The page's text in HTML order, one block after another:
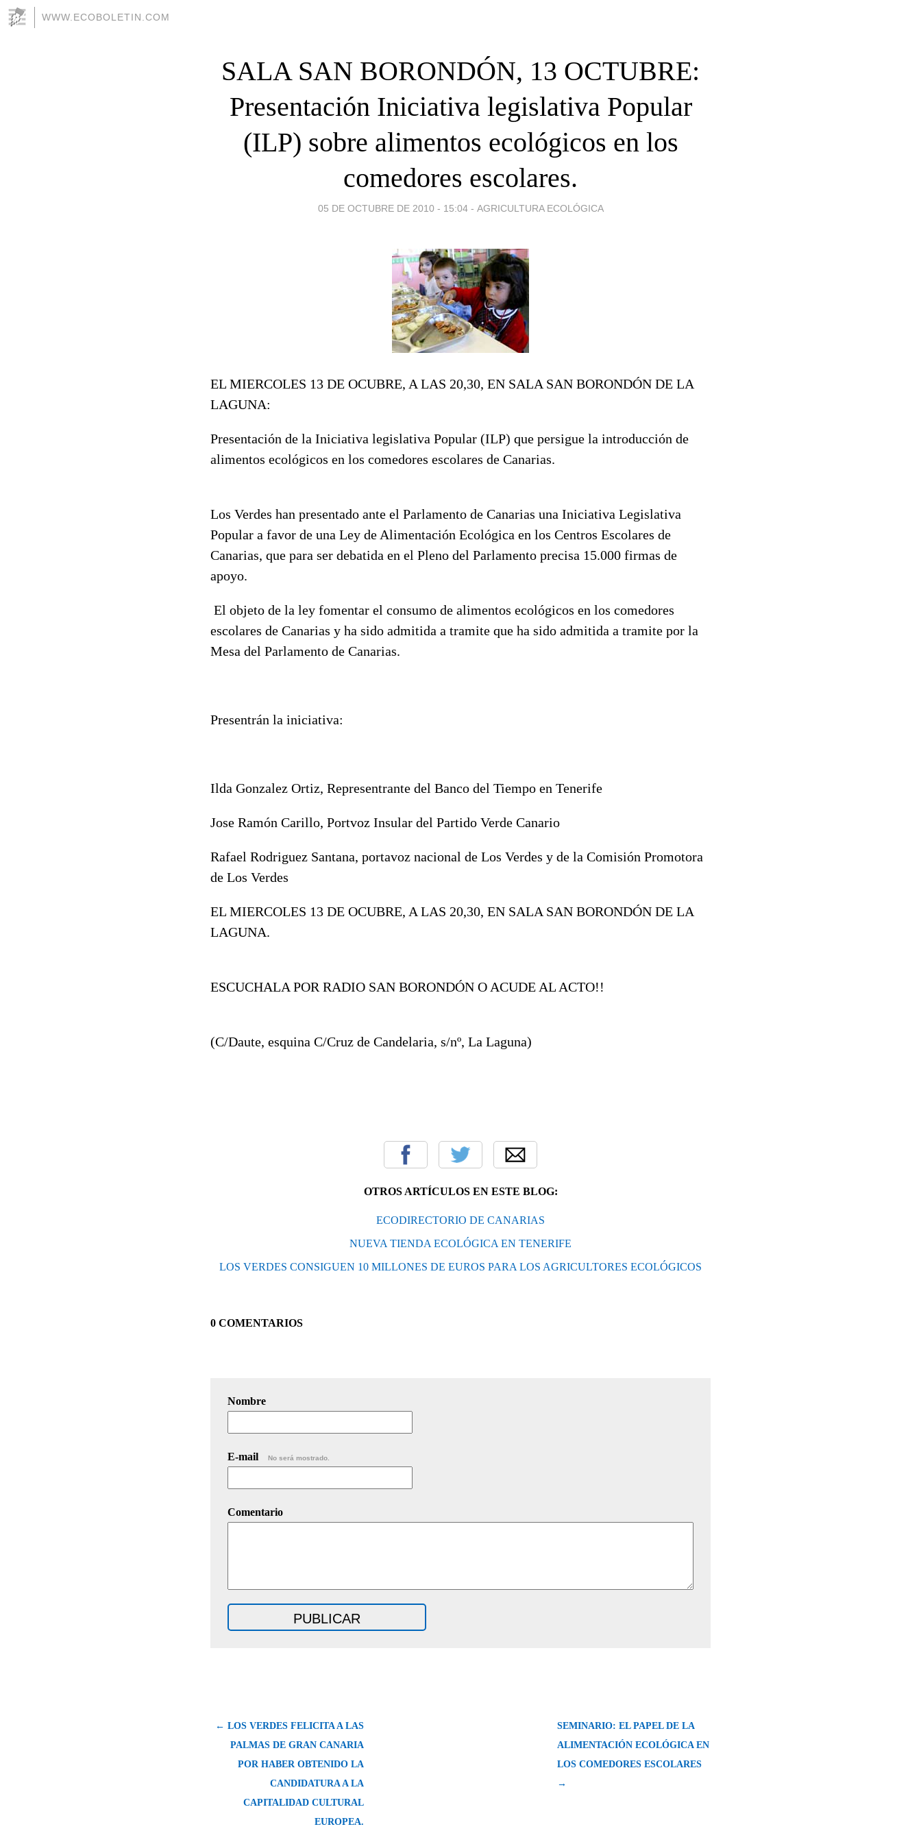
WWW.ECOBOLETIN.COM
SALA SAN BORONDÓN, 13 OCTUBRE:
Presentación Iniciativa legislativa Popular
(ILP) sobre alimentos ecológicos en los
comedores escolares.
05 DE OCTUBRE DE 2010 - 15:04 - AGRICULTURA ECOLÓGICA
EL MIERCOLES 13 DE OCUBRE, A LAS 20,30, EN SALA SAN BORONDÓN DE LA
LAGUNA:
Presentación de la Iniciativa legislativa Popular (ILP) que persigue la introducción de
alimentos ecológicos en los comedores escolares de Canarias.
Los Verdes han presentado ante el Parlamento de Canarias una Iniciativa Legislativa
Popular a favor de una Ley de Alimentación Ecológica en los Centros Escolares de
Canarias, que para ser debatida en el Pleno del Parlamento precisa 15.000 firmas de
apoyo.
El objeto de la ley fomentar el consumo de alimentos ecológicos en los comedores
escolares de Canarias y ha sido admitida a tramite que ha sido admitida a tramite por la
Mesa del Parlamento de Canarias.
Presentrán la iniciativa:
Ilda Gonzalez Ortiz, Representrante del Banco del Tiempo en Tenerife
Jose Ramón Carillo, Portvoz Insular del Partido Verde Canario
Rafael Rodriguez Santana, portavoz nacional de Los Verdes y de la Comisión Promotora
de Los Verdes
EL MIERCOLES 13 DE OCUBRE, A LAS 20,30, EN SALA SAN BORONDÓN DE LA
LAGUNA.
ESCUCHALA POR RADIO SAN BORONDÓN O ACUDE AL ACTO!!
(C/Daute, esquina C/Cruz de Candelaria, s/nº, La Laguna)
OTROS ARTÍCULOS EN ESTE BLOG:
ECODIRECTORIO DE CANARIAS
NUEVA TIENDA ECOLÓGICA EN TENERIFE
LOS VERDES CONSIGUEN 10 MILLONES DE EUROS PARA LOS AGRICULTORES ECOLÓGICOS
0 COMENTARIOS
Nombre
E-mail No será mostrado.
Comentario
← LOS VERDES FELICITA A LAS
PALMAS DE GRAN CANARIA
POR HABER OBTENIDO LA
CANDIDATURA A LA
CAPITALIDAD CULTURAL
EUROPEA.
SEMINARIO: EL PAPEL DE LA
ALIMENTACIÓN ECOLÓGICA EN
LOS COMEDORES ESCOLARES
→